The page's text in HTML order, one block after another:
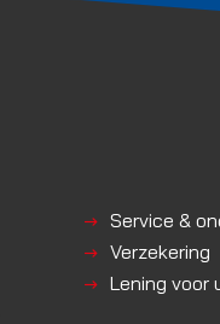
Service &
Verzekering
Lening voor